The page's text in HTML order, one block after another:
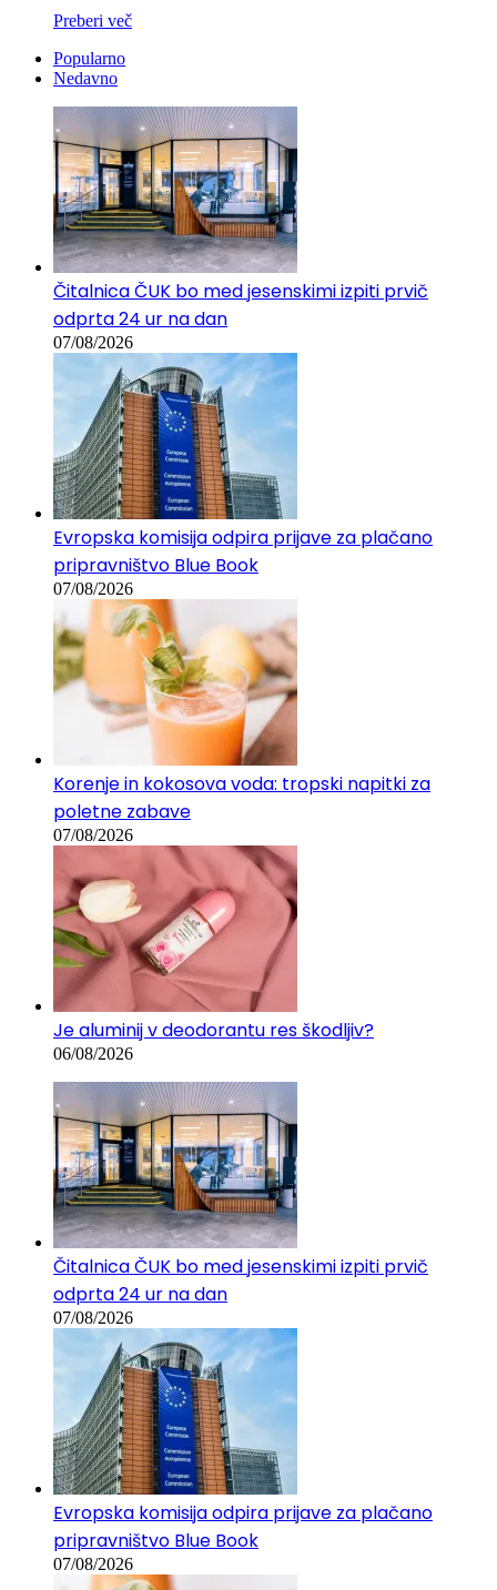
Preberi več
Popularno
Nedavno
Čitalnica ČUK bo med jesenskimi izpiti prvič
odprta 24 ur na dan
07/08/2026
Evropska komisija odpira prijave za plačano
pripravništvo Blue Book
07/08/2026
Korenje in kokosova voda: tropski napitki za
poletne zabave
07/08/2026
Je aluminij v deodorantu res škodljiv?
06/08/2026
Čitalnica ČUK bo med jesenskimi izpiti prvič
odprta 24 ur na dan
07/08/2026
Evropska komisija odpira prijave za plačano
pripravništvo Blue Book
07/08/2026